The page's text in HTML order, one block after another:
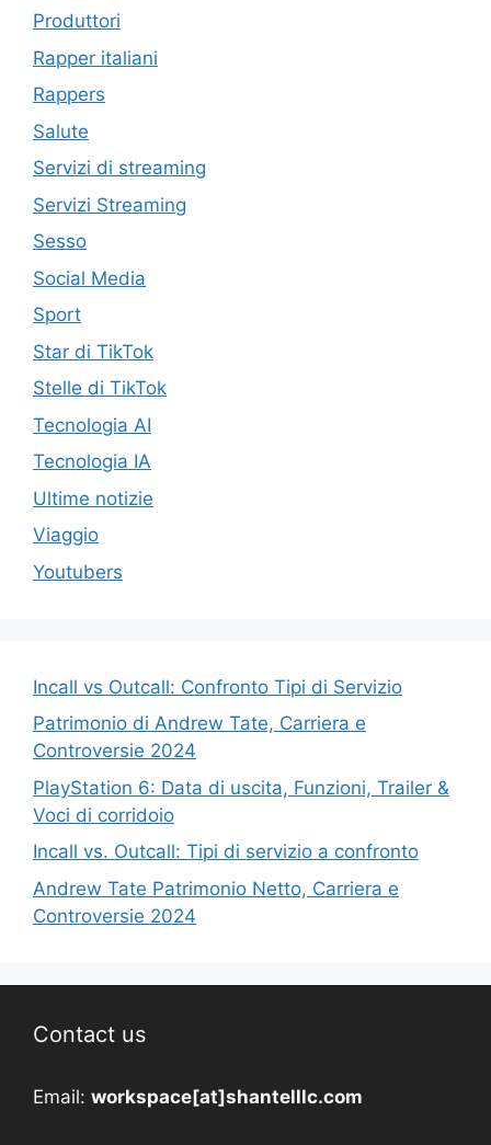
Produttori
Rapper italiani
Rappers
Salute
Servizi di streaming
Servizi Streaming
Sesso
Social Media
Sport
Star di TikTok
Stelle di TikTok
Tecnologia AI
Tecnologia IA
Ultime notizie
Viaggio
Youtubers
Incall vs Outcall: Confronto Tipi di Servizio
Patrimonio di Andrew Tate, Carriera e
Controversie 2024
PlayStation 6: Data di uscita, Funzioni, Trailer &
Voci di corridoio
Incall vs. Outcall: Tipi di servizio a confronto
Andrew Tate Patrimonio Netto, Carriera e
Controversie 2024
Contact us
Email: workspace[at]shantelllc.com